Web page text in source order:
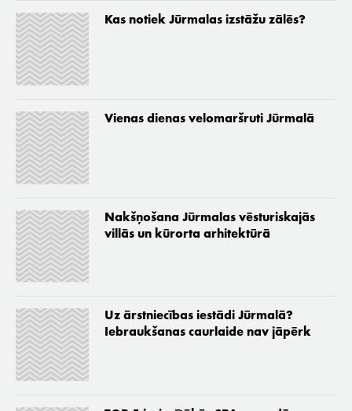
Kas notiek Jūrmalas izstāžu zālēs?
Vienas dienas velomaršruti Jūrmalā
Nakšņošana Jūrmalas vēsturiskajās
villās un kūrorta arhitektūrā
Uz ārstniecības iestādi Jūrmalā?
Iebraukšanas caurlaide nav jāpērk